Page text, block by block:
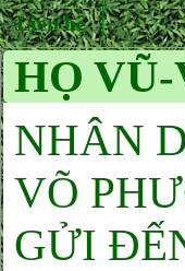
Liên hệ
HỌ
NHÂN
VÕ
GỬI